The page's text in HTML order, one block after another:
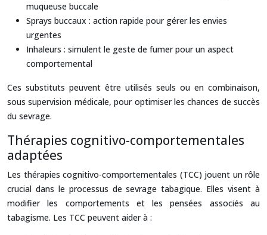
muqueuse buccale
Sprays buccaux : action rapide pour gérer les envies
urgentes
Inhaleurs : simulent le geste de fumer pour un aspect
comportemental
Ces substituts peuvent être utilisés seuls ou en combinaison,
sous supervision médicale, pour optimiser les chances de succès
du sevrage.
Thérapies cognitivo-comportementales
adaptées
Les thérapies cognitivo-comportementales (TCC) jouent un rôle
crucial dans le processus de sevrage tabagique. Elles visent à
modifier les comportements et les pensées associés au
tabagisme. Les TCC peuvent aider à :